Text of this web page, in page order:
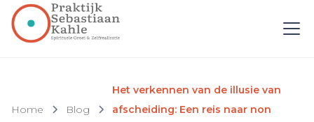
Home Blog
Het verkennen van de illusie van
afscheiding: Een reis naar non